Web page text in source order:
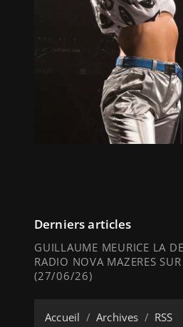
Derniers articles
GUILLAUME MEURICE LA
RADIO NOVA MAZERES
(27/06/26)
Accueil Archives RSS